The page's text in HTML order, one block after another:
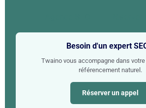
Besoin d'un expert
Twaino vous accompagne dans
référencement naturel.
Réserver un appel